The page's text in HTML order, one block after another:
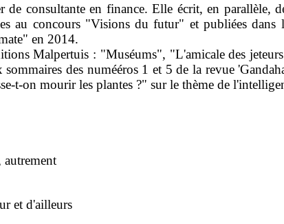
de consultante en finance. Elle écrit, en parallèle,
au concours "Visions du futur" et publiées dans
en 2014.
Malpertuis : "Muséums", "L'amicale des
des numééros 1 et 5 de la revue
t-on mourir les plantes ?" sur le thème de
autrement
et d'ailleurs